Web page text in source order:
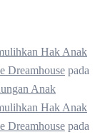
Hak Anak
Dreamhouse pada
Anak
Hak Anak
Dreamhouse pada